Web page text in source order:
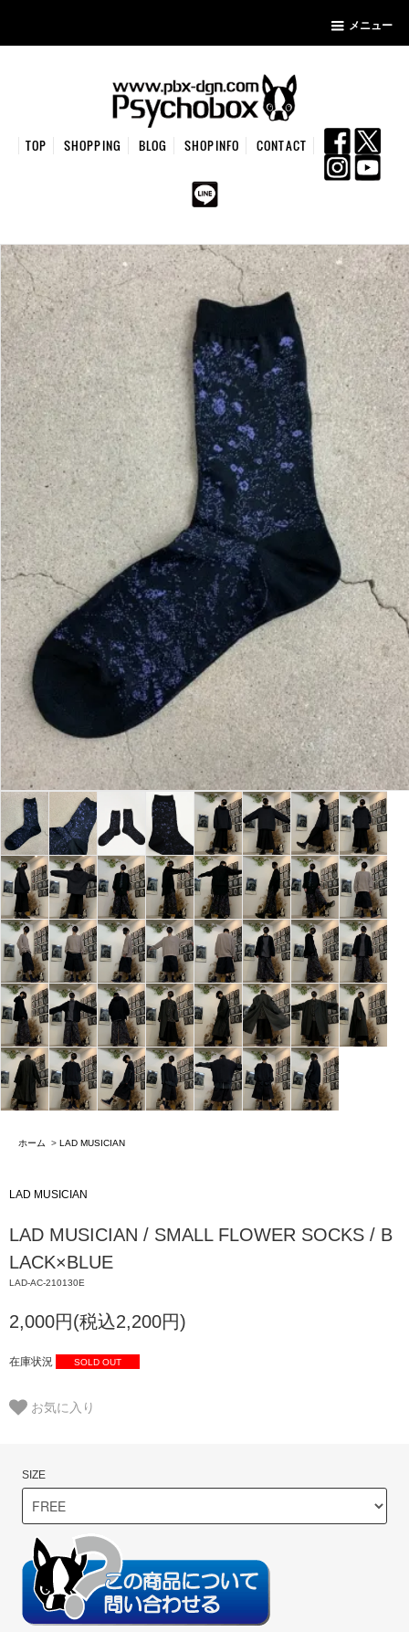
メニュー
TOP SHOPPING BLOG SHOPINFO CONTACT
ホーム > LAD MUSICIAN
LAD MUSICIAN
LAD MUSICIAN / SMALL FLOWER SOCKS / B
LACK×BLUE
LAD-AC-210130E
2,000円(税込2,200円)
在庫状況 SOLD OUT
お気に入り
SIZE